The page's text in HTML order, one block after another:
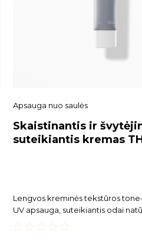
Apsauga nuo saulės
Skaistinantis ir
suteikiantis kremas
Lengvos kreminės tekstūros
UV apsauga, suteikiantis odai